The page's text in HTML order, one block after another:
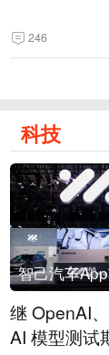
246
科技
继 OpenAI
AI 模型测试